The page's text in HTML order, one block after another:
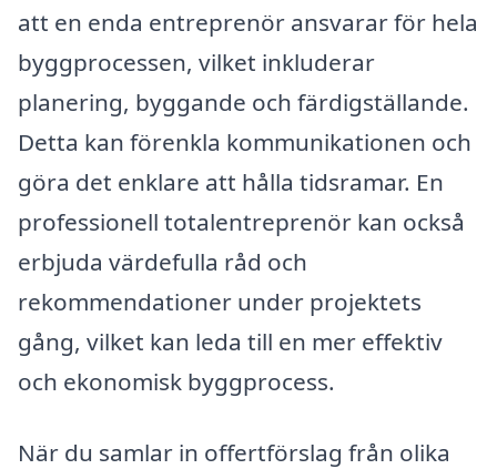
att en enda entreprenör ansvarar för hela
byggprocessen, vilket inkluderar
planering, byggande och färdigställande.
Detta kan förenkla kommunikationen och
göra det enklare att hålla tidsramar. En
professionell totalentreprenör kan också
erbjuda värdefulla råd och
rekommendationer under projektets
gång, vilket kan leda till en mer effektiv
och ekonomisk byggprocess.
När du samlar in offertförslag från olika